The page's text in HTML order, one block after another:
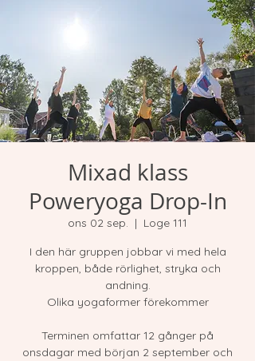
Mixad klass
Poweryoga Drop-In
ons 02 sep.
  |
Loge 111
I den här gruppen jobbar vi med hela
kroppen, både rörlighet, stryka och
andning.
Olika yogaformer förekommer
Terminen omfattar 12 gånger på
onsdagar med början 2 september och